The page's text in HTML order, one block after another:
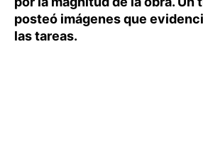
posteó imágenes que
las tareas.